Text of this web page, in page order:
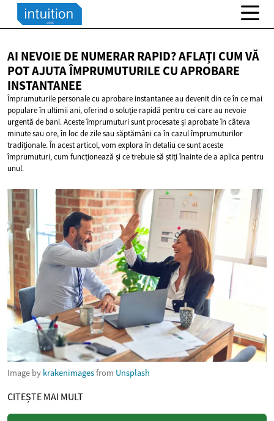
AI NEVOIE DE NUMERAR RAPID? AFLAȚI CUM VĂ
POT AJUTA ÎMPRUMUTURILE CUAPROBARE
INSTANTANEE
Împrumuturile personale cu aprobare instantanee au devenit din ce în ce mai
populare în ultimii ani, oferind o soluție rapidă pentru cei care au nevoie
urgentă de bani. Aceste împrumuturi sunt procesate și aprobate în câteva
minute sau ore, în loc de zile sau săptămâni ca în cazul împrumuturilor
tradiționale. În acest articol, vom explora în detaliu ce sunt aceste
împrumuturi, cum funcționează și ce trebuie să știți înainte de a aplica pentru
unul.
Image by krakenimagesfrom Unsplash
CITEȘTE MAI MULT